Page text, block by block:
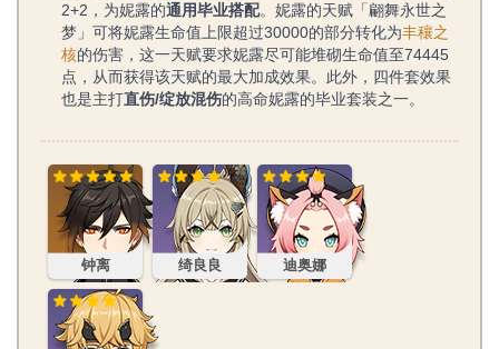
2+2，为妮露的通用毕业搭配。妮露的天赋「翩舞永世之
梦」可将妮露生命值上限超过30000的部分转化为丰穰之
核的伤害，这一天赋要求妮露尽可能堆砌生命值至74445
点，从而获得该天赋的最大加成效果。此外，四件套效果
也是主打直伤/绽放混伤的高命妮露的毕业套装之一。
钟离
钟离
绮良良
绮良良
迪奥娜
迪奥娜
托马